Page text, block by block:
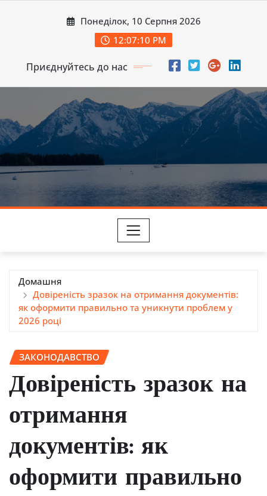
Понеділок, 10 Серпня 2026
12:07:12 PM
Приєднуйтесь до нас
Домашня
Довіреність зразок на отримання документів:
як оформити правильно та уникнути проблем у
2026 році
ЗАКОНОДАВСТВО
Довіреність зразок на
отримання
документів: як
оформити правильно